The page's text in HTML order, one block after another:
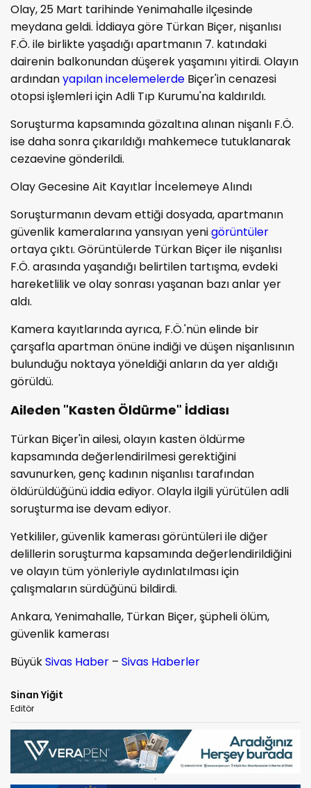
Olay, 25 Mart tarihinde Yenimahalle ilçesinde
meydana geldi. İddiaya göre Türkan Biçer, nişanlısı
F.Ö. ile birlikte yaşadığı apartmanın 7. katındaki
dairenin balkonundan düşerek yaşamını yitirdi. Olayın
ardındanyapılan incelemelerde Biçer'in cenazesi
otopsi işlemleri için Adli Tıp Kurumu'na kaldırıldı.
Soruşturma kapsamında gözaltına alınan nişanlı F.Ö.
ise daha sonra çıkarıldığı mahkemece tutuklanarak
cezaevine gönderildi.
Olay Gecesine Ait Kayıtlar İncelemeye Alındı
Soruşturmanın devam ettiği dosyada, apartmanın
güvenlik kameralarına yansıyan yenigörüntüler
ortaya çıktı. Görüntülerde Türkan Biçer ile nişanlısı
F.Ö. arasında yaşandığı belirtilen tartışma, evdeki
hareketlilik ve olay sonrası yaşanan bazı anlar yer
aldı.
Kamera kayıtlarında ayrıca, F.Ö.'nün elinde bir
çarşafla apartman önüne indiği ve düşen nişanlısının
bulunduğu noktaya yöneldiği anların da yer aldığı
görüldü.
Aileden "Kasten Öldürme" İddiası
Türkan Biçer'in ailesi, olayın kasten öldürme
kapsamında değerlendirilmesi gerektiğini
savunurken, genç kadının nişanlısı tarafından
öldürüldüğünü iddia ediyor. Olayla ilgili yürütülen adli
soruşturma ise devam ediyor.
Yetkililer, güvenlik kamerası görüntüleri ile diğer
delillerin soruşturma kapsamında değerlendirildiğini
ve olayın tüm yönleriyle aydınlatılması için
çalışmaların sürdüğünü bildirdi.
Ankara, Yenimahalle, Türkan Biçer, şüpheli ölüm,
güvenlik kamerası
BüyükSivas Haber – Sivas Haberler
Sinan Yiğit
Editör